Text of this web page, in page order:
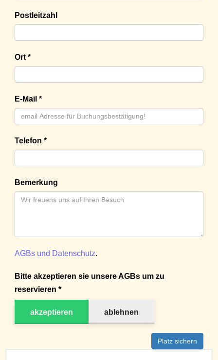
Postleitzahl
Ort *
E-Mail *
Telefon *
Bemerkung
AGBs und Datenschutz.
Bitte akzeptieren sie unsere AGBs um zu
reservieren *
akzeptieren ablehnen
Platz sichern